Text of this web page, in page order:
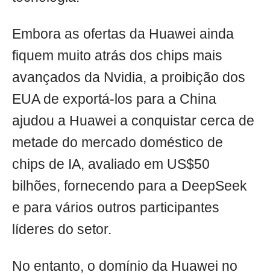
Embora as ofertas da Huawei ainda
fiquem muito atrás dos chips mais
avançados da Nvidia, a proibição dos
EUA de exportá-los para a China
ajudou a Huawei a conquistar cerca de
metade do mercado doméstico de
chips de IA, avaliado em US$50
bilhões, fornecendo para a DeepSeek
e para vários outros participantes
líderes do setor.
No entanto, o domínio da Huawei no